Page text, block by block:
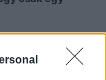
ki